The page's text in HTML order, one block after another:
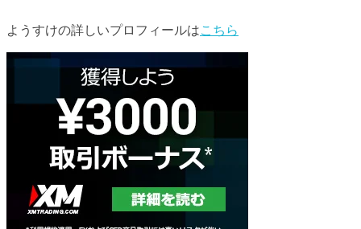
ようすけの詳しいプロフィールはこちら